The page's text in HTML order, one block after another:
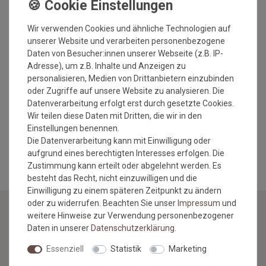
Details:
Material: 100% Baumwolle
Herstellungsart: getuftet
Antistatisch: nein
Geeignet für Fußbodenheitzung: ja
Waschbar: ja bei 40 Grad
Trocknergeeignet: ja
Natürliches Material: ja
Öko-Tex Standard 100
MEHR INFORMATIONEN ZUM EU VERANTWORTLICHEN »
NEWSLETTER
Wir verwenden Cookies und ähnliche Technologien auf
unserer Website und verarbeiten personenbezogene
Daten von Besucher:innen unserer Webseite (z.B. IP-
Adresse), um z.B. Inhalte und Anzeigen zu
personalisieren, Medien von Drittanbietern einzubinden
oder Zugriffe auf unsere Website zu analysieren. Die
Datenverarbeitung erfolgt erst durch gesetzte Cookies.
Wir teilen diese Daten mit Dritten, die wir in den
Einstellungen benennen.
Die Datenverarbeitung kann mit Einwilligung oder
aufgrund eines berechtigten Interesses erfolgen. Die
Zustimmung kann erteilt oder abgelehnt werden. Es
besteht das Recht, nicht einzuwilligen und die
Einwilligung zu einem späteren Zeitpunkt zu ändern
oder zu widerrufen. Beachten Sie unser Impressum und
weitere Hinweise zur Verwendung personenbezogener
Daten in unserer Daten­schutz­erklärung
Essenziell Statistik Marketing